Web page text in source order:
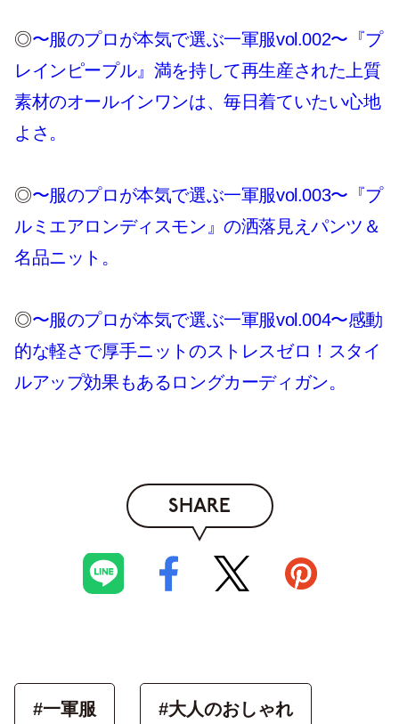
◎〜服のプロが本気で選ぶ一軍服vol.002〜『プ
レインピープル』満を持して再生産された上質
素材のオールインワンは、毎日着ていたい心地
よさ。
◎〜服のプロが本気で選ぶ一軍服vol.003〜『プ
ルミエアロンディスモン』の洒落見えパンツ＆
名品ニット。
◎〜服のプロが本気で選ぶ一軍服vol.004〜感動
的な軽さで厚手ニットのストレスゼロ！スタイ
ルアップ効果もあるロングカーディガン。
SHARE
#一軍服 #大人のおしゃれ